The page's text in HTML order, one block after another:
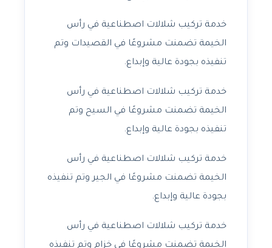
خدمة تركيب شلالات اصطناعية في رأس
الخيمة تضمنت مشروعًا في القصيدات وتم
تنفيذه بجودة عالية وإبداع.
خدمة تركيب شلالات اصطناعية في رأس
الخيمة تضمنت مشروعًا في السيح وتم
تنفيذه بجودة عالية وإبداع.
خدمة تركيب شلالات اصطناعية في رأس
الخيمة تضمنت مشروعًا في الجير وتم تنفيذه
بجودة عالية وإبداع.
خدمة تركيب شلالات اصطناعية في رأس
الخيمة تضمنت مشروعًا في خزام وتم تنفيذه